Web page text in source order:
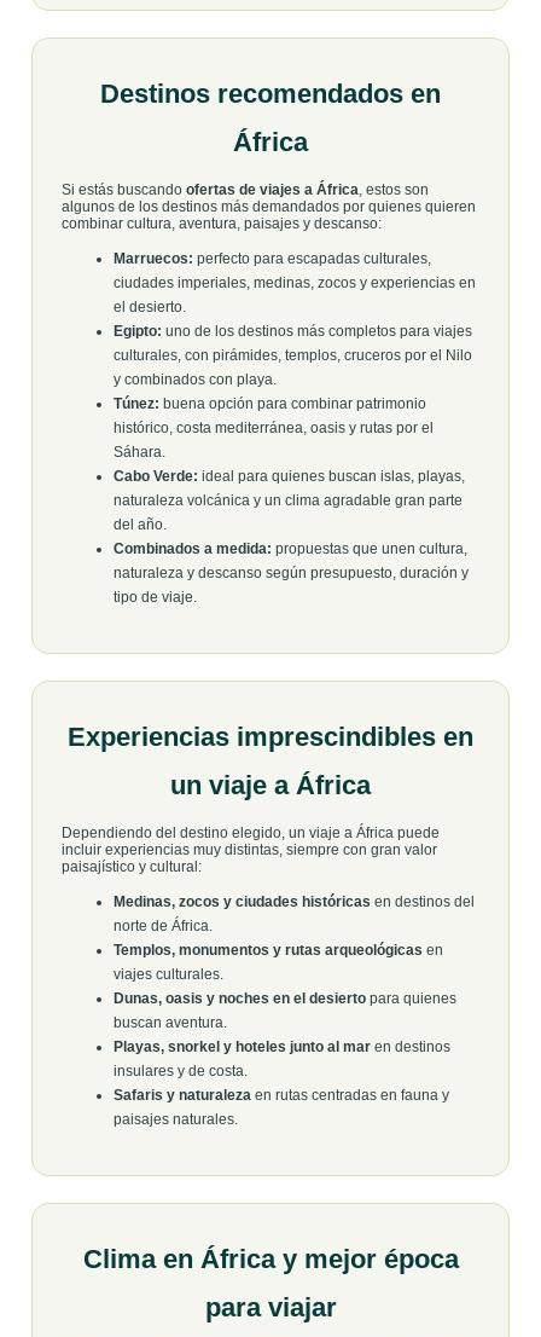
Destinos recomendados en
África
Si estás buscando ofertas de viajes a África, estos son
algunos de los destinos más demandados por quienes quieren
combinar cultura, aventura, paisajes y descanso:
Marruecos: perfecto para escapadas culturales,
ciudades imperiales, medinas, zocos y experiencias en
el desierto.
Egipto: uno de los destinos más completos para viajes
culturales, con pirámides, templos, cruceros por el Nilo
y combinados con playa.
Túnez: buena opción para combinar patrimonio
histórico, costa mediterránea, oasis y rutas por el
Sáhara.
Cabo Verde: ideal para quienes buscan islas, playas,
naturaleza volcánica y un clima agradable gran parte
del año.
Combinados a medida: propuestas que unen cultura,
naturaleza y descanso según presupuesto, duración y
tipo de viaje.
Experiencias imprescindibles en
un viaje a África
Dependiendo del destino elegido, un viaje a África puede
incluir experiencias muy distintas, siempre con gran valor
paisajístico y cultural:
Medinas, zocos y ciudades históricas en destinos del
norte de África.
Templos, monumentos y rutas arqueológicas en
viajes culturales.
Dunas, oasis y noches en el desierto para quienes
buscan aventura.
Playas, snorkel y hoteles junto al mar en destinos
insulares y de costa.
Safaris y naturaleza en rutas centradas en fauna y
paisajes naturales.
Clima en África y mejor época
para viajar